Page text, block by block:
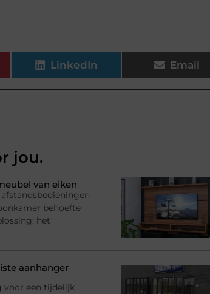
LinkedIn Email
jou.
van eiken
behoefte
het
aanhanger
voor een tijdelijk